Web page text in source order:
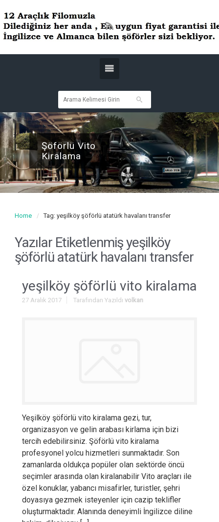
Şöförlü Vito
Kiralama
Home Tag: yeşilköy şöförlü atatürk havalanı transfer
Yazılar Etiketlenmişyeşilköy
şöförlü atatürk havalanı transfer
yeşilköy şöförlü vito kiralama
27 Aralık 2017 Tarafından Yazıldı volkan
Yeşilköy şöförlü vito kiralama gezi, tur,
organizasyon ve gelin arabası kirlama için bizi
tercih edebilirsiniz. Şöförlü vito kiralama
profesyonel yolcu hizmetleri sunmaktadır. Son
zamanlarda oldukça popüler olan sektörde öncü
seçimler arasında olan kiralanabilir Vito araçları ile
özel konuklar, yabancı misafirler, turistler, şehri
doyasıya gezmek isteyenler için cazip teklifler
oluşturmaktadır. Alanında deneyimli İngilizce diline